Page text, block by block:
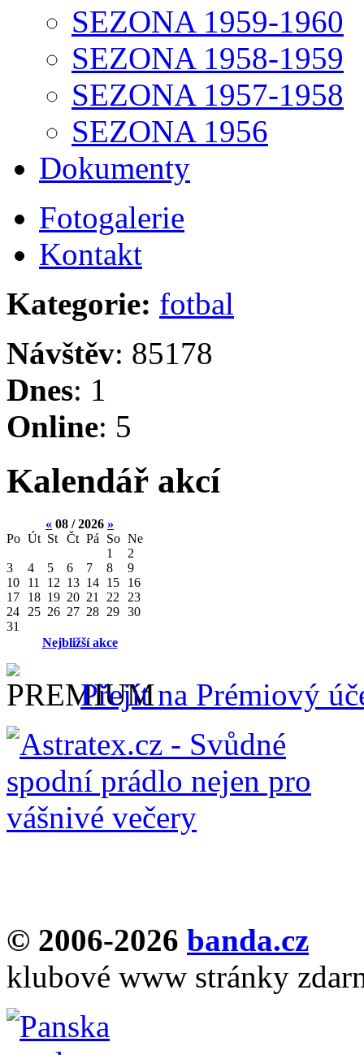
SEZONA 1959-1960
SEZONA 1958-1959
SEZONA 1957-1958
SEZONA 1956
Dokumenty
Fotogalerie
Kontakt
Kategorie: fotbal
Návštěv: 85178
Dnes: 1
Online: 5
Kalendář akcí
« 08 / 2026 »
Po Út St Čt Pá So Ne
1
2
3
4 5 6 7 8
9
10
11 12 13 14 15
16
17
18 19 20 21 22
23
24
25 26 27 28 29 30
31
Nejbližší akce
Přejít na Prémiový
© 2006-2026 banda.cz
klubové www stránky